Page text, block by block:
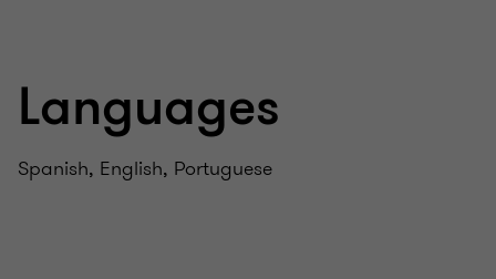
Languages
Spanish, English, Portuguese